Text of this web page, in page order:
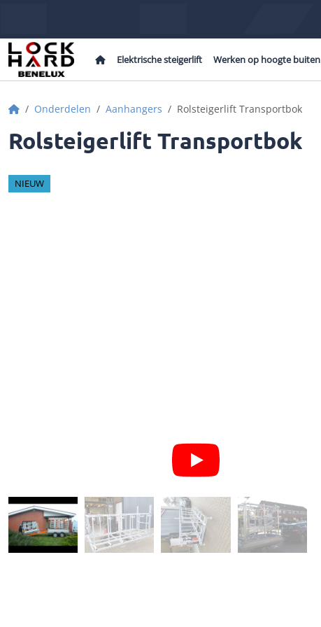
HomeElektrische steigerlift Werken op hoogte buiten
HomeOnderdelen Aanhangers Rolsteigerlift Transportbok
Rolsteigerlift Transportbok
NIEUW